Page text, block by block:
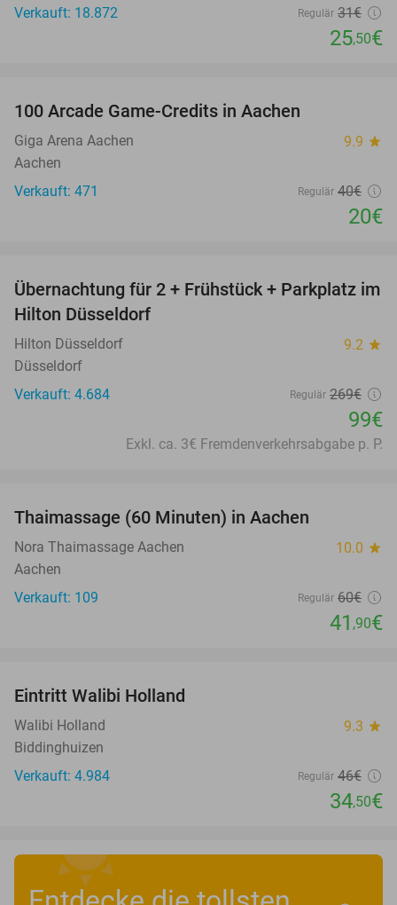
Verkauft: 18.872
Regulär 31€
25,50€
100 Arcade Game-Credits in Aachen
Giga Arena Aachen 9.9 star
Aachen
Verkauft: 471
Regulär 40€
20€
63%
Übernachtung für 2 + Frühstück + Parkplatz im
Hilton Düsseldorf
Hilton Düsseldorf 9.2 star
Düsseldorf
Verkauft: 4.684
Regulär 269€
99€
Exkl. ca. 3€ Fremdenverkehrsabgabe p. P.
Thaimassage (60 Minuten) in Aachen
Nora Thaimassage Aachen 10.0 star
Aachen
Verkauft: 109
Regulär 60€
41 ,90€
Eintritt Walibi Holland
Walibi Holland 9.3 star
Biddinghuizen
Verkauft: 4.984
Regulär 46€
34,50€